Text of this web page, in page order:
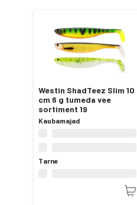
Westin ShadTeez Slim 10
cm 6 g tumeda vee
sortiment 19
Kaubamajad
Tarne